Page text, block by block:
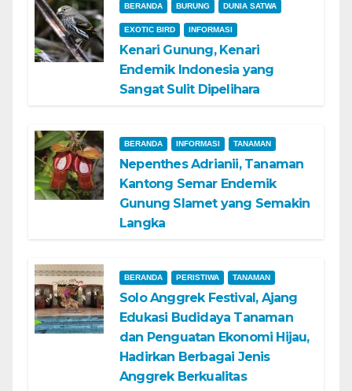
BERANDA BURUNG DUNIA SATWA
EXOTIC BIRD INFORMASI
Kenari Gunung, Kenari
Endemik Indonesia yang
Sangat Sulit Dipelihara
BERANDA INFORMASI TANAMAN
Nepenthes Adrianii, Tanaman
Kantong Semar Endemik
Gunung Slamet yang Semakin
Langka
BERANDA PERISTIWA TANAMAN
Solo Anggrek Festival, Ajang
Edukasi Budidaya Tanaman
dan Penguatan Ekonomi Hijau,
Hadirkan Berbagai Jenis
Anggrek Berkualitas